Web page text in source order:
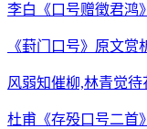
李白《口号赠徵君鸿
《葑门口号》原文赏
风弱知催柳,林青觉
杜甫《存殁口号二首